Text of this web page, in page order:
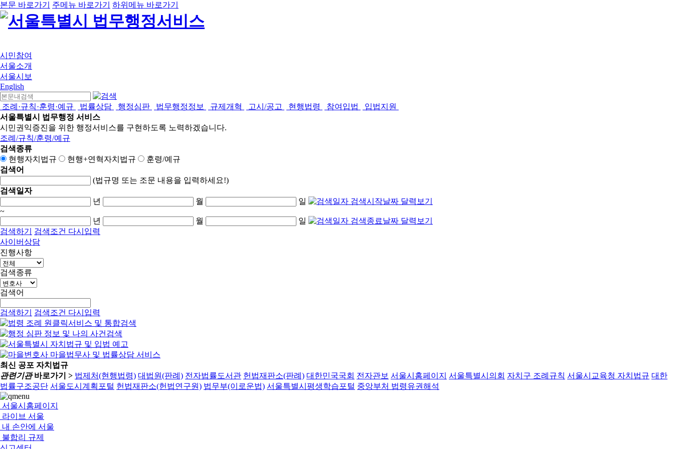
본문 바로가기 주메뉴 바로가기 하위메뉴 바로가기
시민참여
서울소개
서울시보
English
조례·규칙·훈령·예규 법률상담 행정심판 법무행정정보 규제개혁 고시/공고 현행법령 참여입법
입법지원
서울특별시 법무행정 서비스
시민권익증진을 위한 행정서비스를 구현하도록 노력하겠습니다.
조례/규칙/훈령/예규
검색종류
현행자치법규
현행+연혁자치법규
훈령/예규
검색어
(법규명 또는 조문 내용을 입력하세요!)
검색일자
년
월
일
~
년
월
일
검색하기
검색조건 다시입력
사이버상담
진행사항
검색종류
검색어
검색하기 검색조건 다시입력
최신 공포 자치법규
관련기관바로가기 > 법제처(현행법령) 대법원(판례) 전자법률도서관 헌법재판소(판례) 대한민국국회 전자관보 서울시홈페이지 서울특별시의회 자치구 조례규칙 서울시교육청 자치법규 대한
법률구조공단 서울도시계획포털 헌법재판소(헌법연구원) 법무부(이로운법) 서울특별시평생학습포털 중앙부처 법령유권해석
서울시홈페이지
라이브 서울
내 손안에 서울
불합리 규제